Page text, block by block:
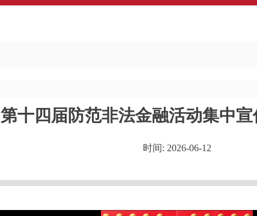
第十四届防范非法金融活动集中
时间: 2026-06-12